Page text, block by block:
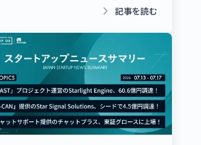
円を調達！【最新スタートアップ
keyboard_arrow_right 記事を読む